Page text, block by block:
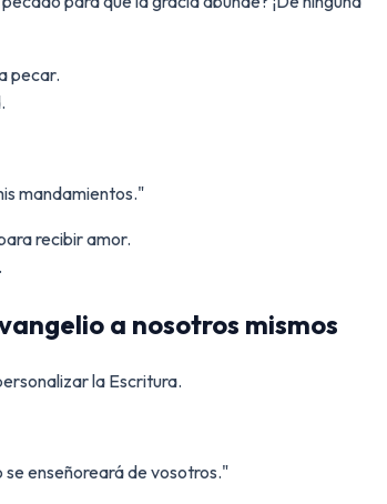
pecar.
mandamientos."
recibir amor.
a nosotros mismos
la Escritura.
se enseñoreará de vosotros."